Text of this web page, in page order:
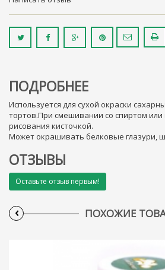
ПОДРОБНЕЕ
Используется для сухой окраски
тортов.При смешивании со спиртом или
рисования кисточкой.
Может окрашивать белковые глазури,
ОТЗЫВЫ
Оставьте отзыв первым!
ПОХОЖИЕ
‹